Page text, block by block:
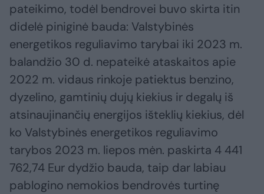
pateikimo, todėl bendrovei buvo skirta itin
didelė piniginė bauda: Valstybinės
energetikos reguliavimo tarybai iki 2023 m.
balandžio 30 d. nepateikė ataskaitos apie
2022 m. vidaus rinkoje patiektus benzino,
dyzelino, gamtinių dujų kiekius ir degalų iš
atsinaujinančių energijos išteklių kiekius, dėl
ko Valstybinės energetikos reguliavimo
tarybos 2023 m. liepos mėn. paskirta 4 441
762,74 Eur dydžio bauda, taip dar labiau
pablogino nemokios bendrovės turtinę